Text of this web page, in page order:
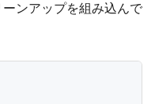
ンアップを組み込んで